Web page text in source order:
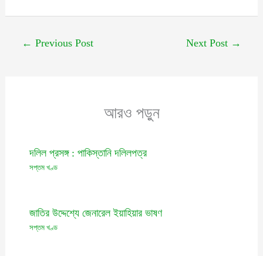
← Previous Post Next Post →
আরও পড়ুন
দলিল প্রসঙ্গ : পাকিস্তানি দলিলপত্র
সপ্তম খণ্ড
জাতির উদ্দেশ্যে জেনারেল ইয়াহিয়ার ভাষণ
সপ্তম খণ্ড